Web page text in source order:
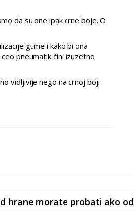
da su one ipak crne boje. O
gume i kako bi ona
pneumatik čini izuzetno
vidljivije nego na crnoj boji.
hrane morate probati ako